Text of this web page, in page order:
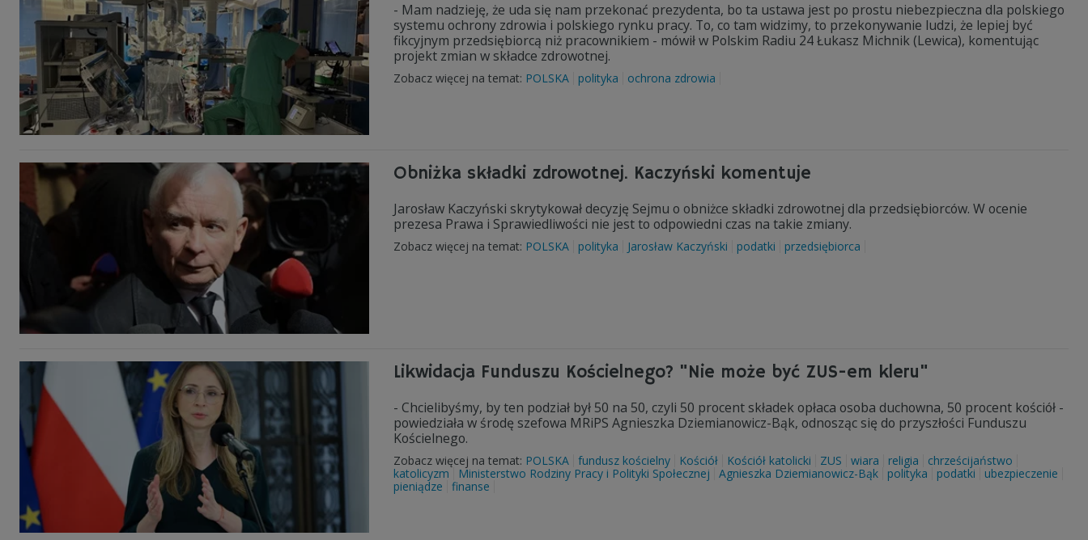
- Mam nadzieję, że uda się nam przekonać prezydenta, bo ta ustawa jest po prostu niebezpieczna dla polskiego
systemu ochrony zdrowia i polskiego rynku pracy. To, co tam widzimy, to przekonywanie ludzi, że lepiej być
fikcyjnym przedsiębiorcą niż pracownikiem - mówił w Polskim Radiu 24 Łukasz Michnik (Lewica), komentując
projekt zmian w składce zdrowotnej.
Zobacz więcej na temat: POLSKA polityka ochrona zdrowia
Obniżka składki zdrowotnej. Kaczyński komentuje
Jarosław Kaczyński skrytykował decyzję Sejmu o obniżce składki zdrowotnej dla przedsiębiorców. W ocenie
prezesa Prawa i Sprawiedliwości nie jest to odpowiedni czas na takie zmiany.
Zobacz więcej na temat: POLSKA polityka Jarosław Kaczyński podatki przedsiębiorca
Likwidacja Funduszu Kościelnego? "Nie może być ZUS-em kleru"
- Chcielibyśmy, by ten podział był 50 na 50, czyli 50 procent składek opłaca osoba duchowna, 50 procent kościół -
powiedziała w środę szefowa MRiPS Agnieszka Dziemianowicz-Bąk, odnosząc się do przyszłości Funduszu
Kościelnego.
Zobacz więcej na temat: POLSKA fundusz kościelny Kościół Kościół katolicki ZUS wiara religia
chrześcijaństwo
katolicyzm
Ministerstwo Rodziny Pracy i Polityki Społecznej Agnieszka Dziemianowicz-Bąk polityka podatki
ubezpieczenie
pieniądze
finanse